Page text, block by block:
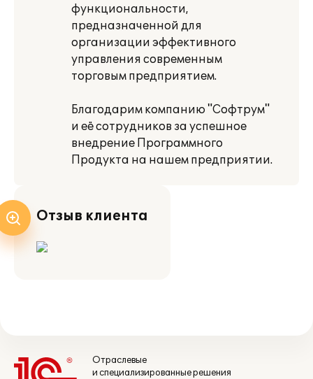
функциональности,
предназначенной для
организации эффективного
управления современным
торговым предприятием.
Благодарим компанию "Софтрум"
и её сотрудников за успешное
внедрение Программного
Продукта на нашем предприятии.
Отзыв клиента
Отраслевые
и специализированные решения